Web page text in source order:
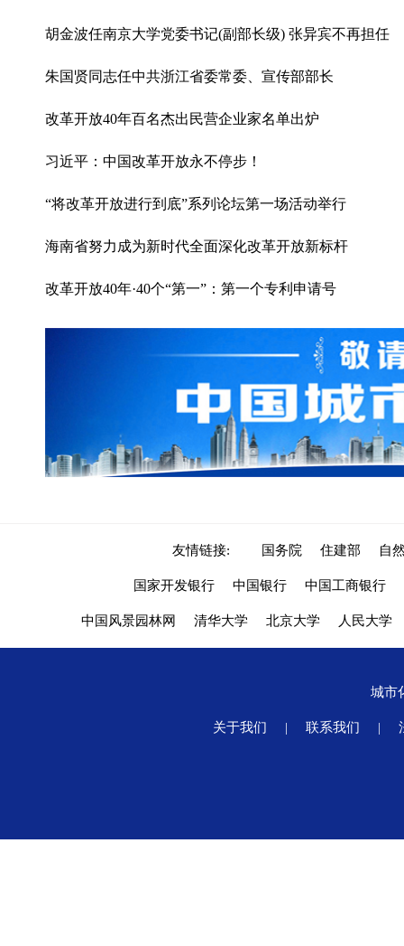
胡金波任南京大学党委书记(副部长级) 张异宾不再担任
朱国贤同志任中共浙江省委常委、宣传部部长
改革开放40年百名杰出民营企业家名单出炉
习近平：中国改革开放永不停步！
“将改革开放进行到底”系列论坛第一场活动举行
海南省努力成为新时代全面深化改革开放新标杆
改革开放40年·40个“第一”：第一个专利申请号
友情链接: 国务院 住建部 自
国家开发银行 中国银行 中国工商银行
中国风景园林网 清华大学 北京大学 人民大学
城市
关于我们 | 联系我们 |